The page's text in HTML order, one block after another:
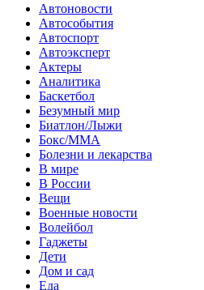
Автоновости
Автособытия
Автоспорт
Автоэксперт
Актеры
Аналитика
Баскетбол
Безумный мир
Биатлон/Лыжи
Бокс/MMA
Болезни и лекарства
В мире
В России
Вещи
Военные новости
Волейбол
Гаджеты
Дети
Дом и сад
Еда